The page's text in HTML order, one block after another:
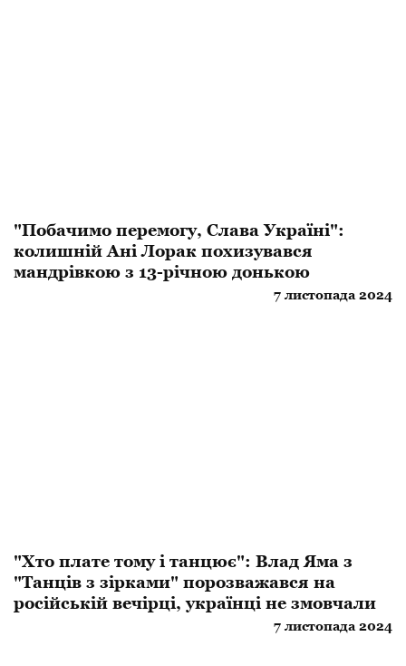
"Побачимо перемогу, Слава Україні":
колишній Ані Лорак похизувався
мандрівкою з 13-річною донькою
7 листопада 2024
"Хто плате тому і танцює": Влад Яма з
"Танців з зірками" порозважався на
російській вечірці, українці не змовчали
7 листопада 2024